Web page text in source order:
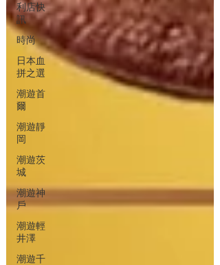
利店快
訊
時尚
日本血
拼之選
潮遊首
爾
潮遊靜
岡
潮遊茨
城
潮遊神
戶
潮遊輕
井澤
潮遊千